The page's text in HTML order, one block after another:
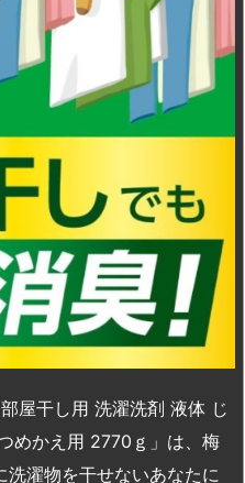
p.
屋干し用 洗濯洗剤 液体 じ
めかえ用 2770ｇ」は、梅
濯物を干せないあなたに